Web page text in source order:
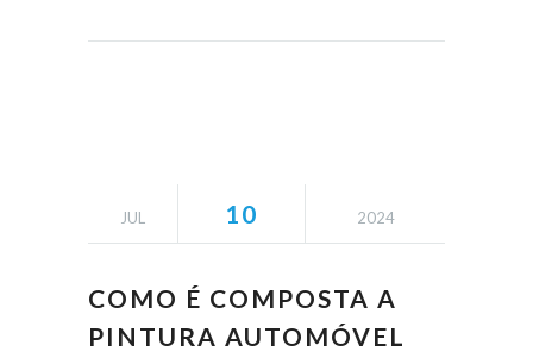
JUL 10 2024
COMO É COMPOSTA A
PINTURA AUTOMÓVEL